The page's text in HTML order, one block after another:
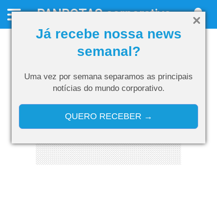
Já recebe nossa news
semanal?
Uma vez por semana separamos as principais
notícias do mundo corporativo.
QUERO RECEBER →
PANROTAScorporativo